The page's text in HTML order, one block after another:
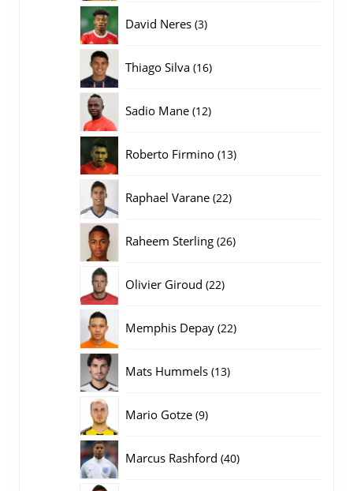
David Neres 33
Thiago Silva 1616
Sadio Mane 1212
Roberto Firmino 1313
Raphael Varane 2222
Raheem Sterling 2626
Olivier Giroud 2222
Memphis Depay 2222
Mats Hummels 1313
Mario Gotze 99
Marcus Rashford 4040